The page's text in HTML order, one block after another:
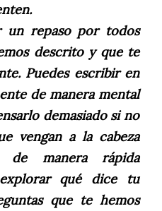
un repaso por todos
descrito y que te
Puedes escribir en
de manera mental
demasiado si no
vengan a la cabeza
de manera rápida
qué dice tu
que te hemos